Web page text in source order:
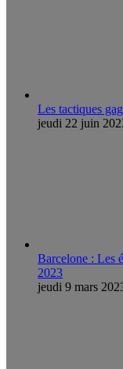
Les tactiques
jeudi 22 juin
Barcelone : Les
2023
jeudi 9 mars